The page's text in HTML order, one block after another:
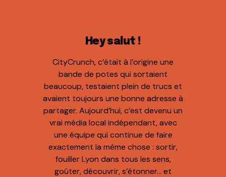
Hey salut !
CityCrunch, c’était à l’origine une
bande de potes qui sortaient
beaucoup, testaient plein de trucs et
avaient toujours une bonne adresse à
partager. Aujourd’hui, c’est devenu un
vrai média local indépendant, avec
une équipe qui continue de faire
exactement la même chose : sortir,
fouiller Lyon dans tous les sens,
goûter, découvrir, s’étonner… et